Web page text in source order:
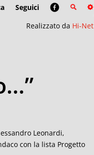
Seguici
Realizzato da Hi-Net
Leonardi,
con la lista Progetto